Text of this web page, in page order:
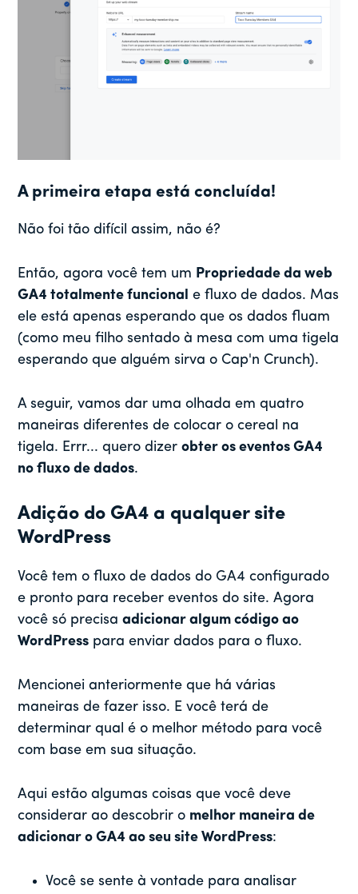
A primeira etapa está concluída!
Não foi tão difícil assim, não é?
Então, agora você tem um Propriedade da web
GA4 totalmente funcional e fluxo de dados. Mas
ele está apenas esperando que os dados fluam
(como meu filho sentado à mesa com uma tigela
esperando que alguém sirva o Cap'n Crunch).
A seguir, vamos dar uma olhada em quatro
maneiras diferentes de colocar o cereal na
tigela. Errr... quero dizerobter os eventos GA4
no fluxo de dados.
Adição do GA4 a qualquer site
WordPress
Você tem o fluxo de dados do GA4 configurado
e pronto para receber eventos do site. Agora
você só precisaadicionar algum código ao
WordPress para enviar dados para o fluxo.
Mencionei anteriormente que há várias
maneiras de fazer isso. E você terá de
determinar qual é o melhor método para você
com base em sua situação.
Aqui estão algumas coisas que você deve
considerar ao descobrir o melhor maneira de
adicionar o GA4 ao seu site WordPress:
Você se sente à vontade para analisar